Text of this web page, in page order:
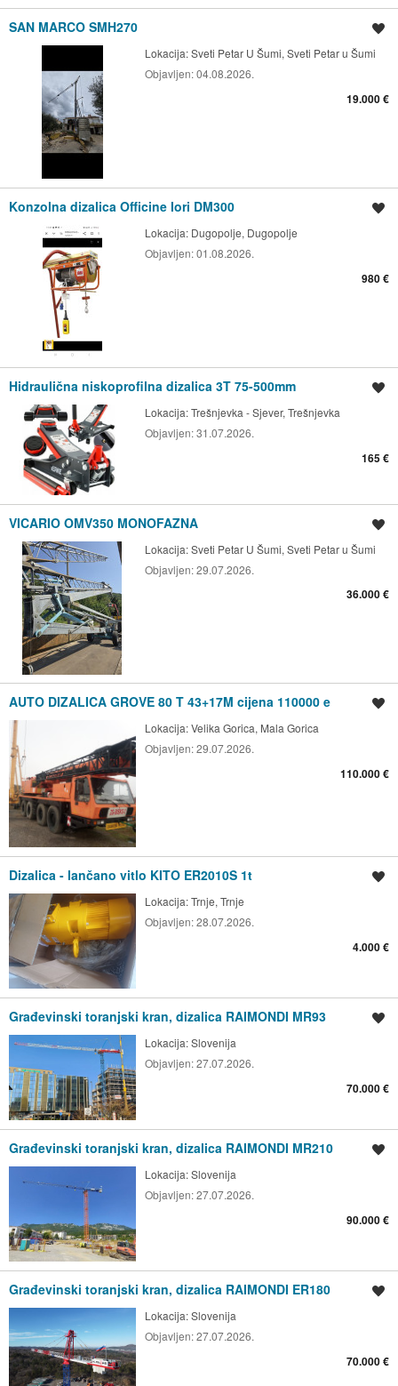
SAN MARCO SMH270
Lokacija:Sveti Petar U Šumi, Sveti Petar u Šumi
Objavljen:04.08.2026.
19.000 €
Konzolna dizalica Officine Iori DM300
Lokacija: Dugopolje, Dugopolje
Objavljen:01.08.2026.
980 €
Hidraulična niskoprofilna dizalica 3T 75-500mm
Lokacija:Trešnjevka - Sjever, Trešnjevka
Objavljen:31.07.2026.
165 €
VICARIO OMV350 MONOFAZNA
Lokacija:Sveti Petar U Šumi, Sveti Petar u Šumi
Objavljen:29.07.2026.
36.000 €
AUTO DIZALICA GROVE 80 T 43+17M cijena 110000 e
Lokacija:Velika Gorica, Mala Gorica
Objavljen:29.07.2026.
110.000 €
Dizalica - lančano vitlo KITO ER2010S 1t
Lokacija:Trnje, Trnje
Objavljen:28.07.2026.
4.000 €
Građevinski toranjski kran, dizalica RAIMONDI MR93
Lokacija:Slovenija
Objavljen:27.07.2026.
70.000 €
Građevinski toranjski kran, dizalica RAIMONDI MR210
Lokacija:Slovenija
Objavljen:27.07.2026.
90.000 €
Građevinski toranjski kran, dizalica RAIMONDI ER180
Lokacija:Slovenija
Objavljen:27.07.2026.
70.000 €